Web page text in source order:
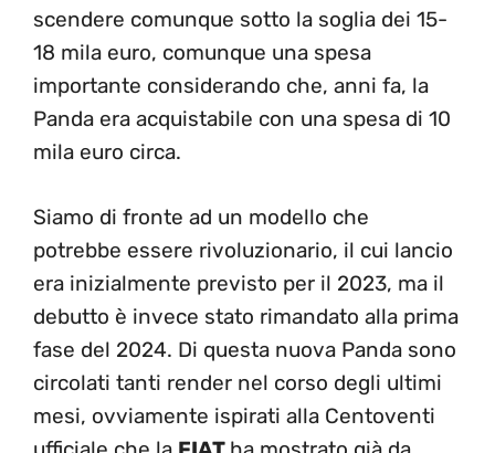
scendere comunque sotto la soglia dei 15-
18 mila euro, comunque una spesa
importante considerando che, anni fa, la
Panda era acquistabile con una spesa di 10
mila euro circa.
Siamo di fronte ad un modello che
potrebbe essere rivoluzionario, il cui lancio
era inizialmente previsto per il 2023, ma il
debutto è invece stato rimandato alla prima
fase del 2024. Di questa nuova Panda sono
circolati tanti render nel corso degli ultimi
mesi, ovviamente ispirati alla Centoventi